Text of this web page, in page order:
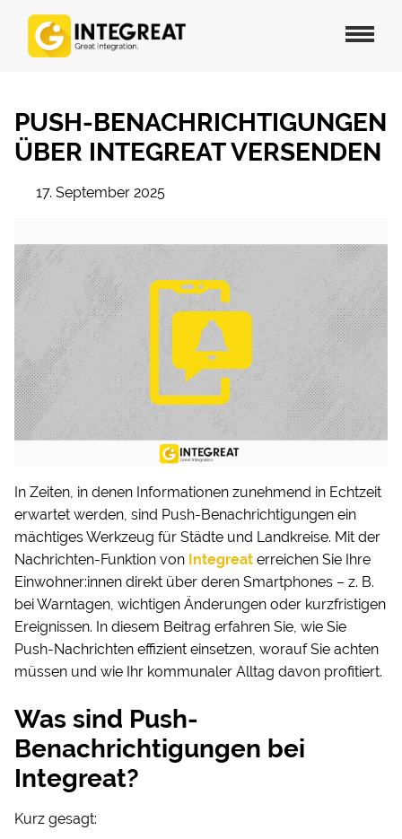
PUSH-BENACHRICHTIGUNGEN
ÜBER INTEGREAT VERSENDEN
17. September 2025
In Zeiten, in denen Informationen zunehmend in Echtzeit
erwartet werden, sind Push-Benachrichtigungen ein
mächtiges Werkzeug für Städte und Landkreise. Mit der
Nachrichten-Funktion von Integreat erreichen Sie Ihre
Einwohner:innen direkt über deren Smartphones – z. B.
bei Warntagen, wichtigen Änderungen oder kurzfristigen
Ereignissen. In diesem Beitrag erfahren Sie, wie Sie
Push-Nachrichten effizient einsetzen, worauf Sie achten
müssen und wie Ihr kommunaler Alltag davon profitiert.
Was sind Push-
Benachrichtigungen bei
Integreat?
Kurz gesagt: